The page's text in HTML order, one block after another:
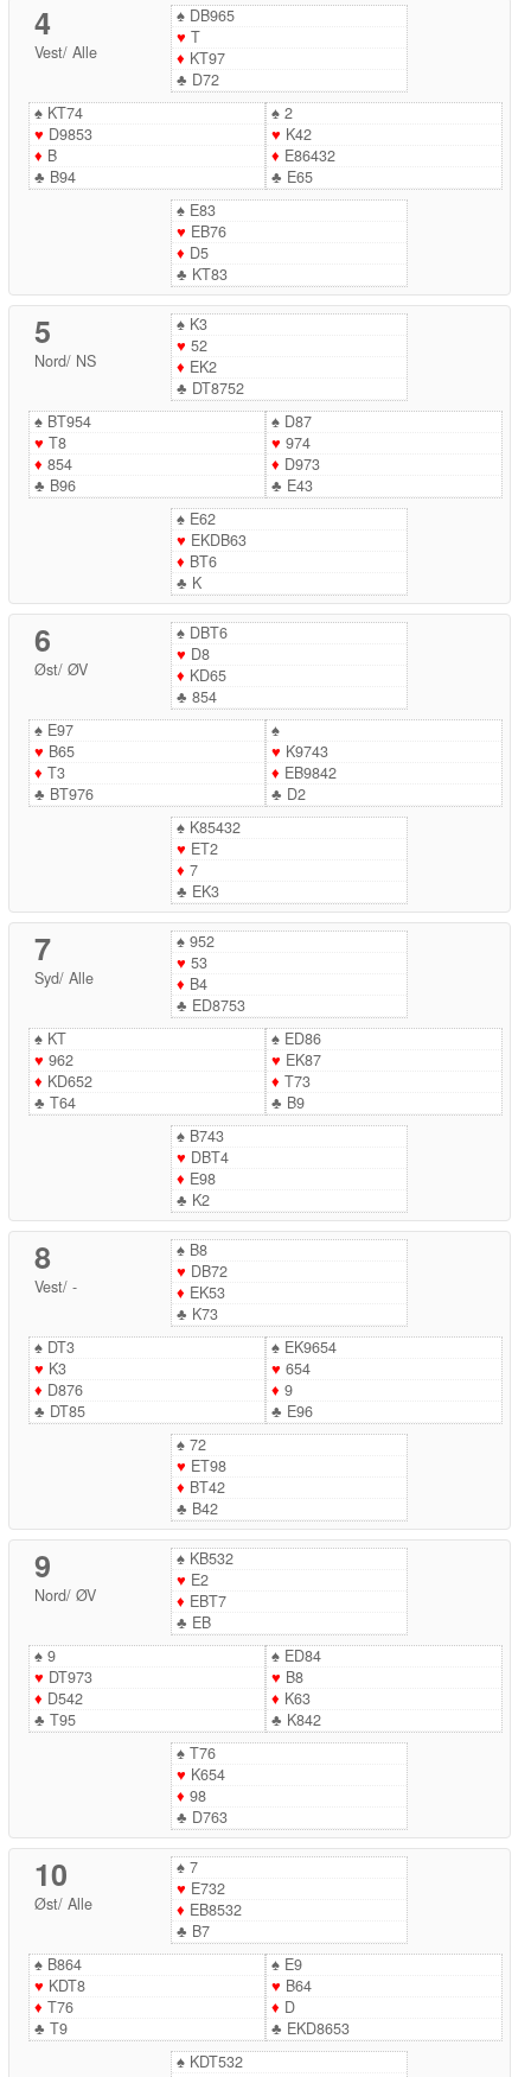
4
Vest/ Alle
♠DB965
♥ T
♦ KT97
♣ D72
♠KT74
♥ D9853
♦ B
♣ B94
♠2
♥ K42
♦ E86432
♣ E65
♠E83
♥ EB76
♦ D5
♣ KT83
5
Nord/ NS
♠K3
♥ 52
♦ EK2
♣ DT8752
♠BT954
♥ T8
♦ 854
♣ B96
♠D87
♥ 974
♦ D973
♣ E43
♠E62
♥ EKDB63
♦ BT6
♣ K
6
Øst/ ØV
♠DBT6
♥ D8
♦ KD65
♣ 854
♠E97
♥ B65
♦ T3
♣ BT976
♠
♥ K9743
♦ EB9842
♣ D2
♠K85432
♥ ET2
♦ 7
♣ EK3
7
Syd/ Alle
♠952
♥ 53
♦ B4
♣ ED8753
♠KT
♥ 962
♦ KD652
♣ T64
♠ED86
♥ EK87
♦ T73
♣ B9
♠B743
♥ DBT4
♦ E98
♣ K2
8
Vest/ -
♠B8
♥ DB72
♦ EK53
♣ K73
♠DT3
♥ K3
♦ D876
♣ DT85
♠EK9654
♥ 654
♦ 9
♣ E96
♠72
♥ ET98
♦ BT42
♣ B42
9
Nord/ ØV
♠KB532
♥ E2
♦ EBT7
♣ EB
♠9
♥ DT973
♦ D542
♣ T95
♠ED84
♥ B8
♦ K63
♣ K842
♠T76
♥ K654
♦ 98
♣ D763
10
Øst/ Alle
♠7
♥ E732
♦ EB8532
♣ B7
♠B864
♥ KDT8
♦ T76
♣ T9
♠E9
♥ B64
♦ D
♣ EKD8653
♠KDT532